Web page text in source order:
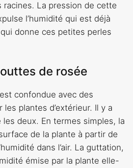
La pression de cette
l’humidité qui est déjà
donne ces petites perles
de rosée
confondue avec des
plantes d’extérieur. Il y a
deux. En termes simples, la
de la plante à partir de
dans l’air. La guttation,
émise par la plante elle-